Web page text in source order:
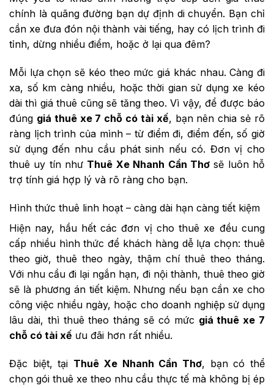
chính là quãng đường bạn dự định di chuyển. Bạn chỉ
cần xe đưa đón nội thành vài tiếng, hay có lịch trình đi
tỉnh, dừng nhiều điểm, hoặc ở lại qua đêm?
Mỗi lựa chọn sẽ kéo theo mức giá khác nhau. Càng đi
xa, số km càng nhiều, hoặc thời gian sử dụng xe kéo
dài thì giá thuê cũng sẽ tăng theo. Vì vậy, để được báo
đúng giá thuê xe 7 chỗ có tài xế, bạn nên chia sẻ rõ
ràng lịch trình của mình – từ điểm đi, điểm đến, số giờ
sử dụng đến nhu cầu phát sinh nếu có. Đơn vị cho
thuê uy tín như Thuê Xe Nhanh Cần Thơsẽ luôn hỗ
trợ tính giá hợp lý và rõ ràng cho bạn.
Hình thức thuê linh hoạt – càng dài hạn càng tiết kiệm
Hiện nay, hầu hết các đơn vị cho thuê xe đều cung
cấp nhiều hình thức để khách hàng dễ lựa chọn: thuê
theo giờ, thuê theo ngày, thậm chí thuê theo tháng.
Với nhu cầu đi lại ngắn hạn, đi nội thành, thuê theo giờ
sẽ là phương án tiết kiệm. Nhưng nếu bạn cần xe cho
công việc nhiều ngày, hoặc cho doanh nghiệp sử dụng
lâu dài, thì thuê theo tháng sẽ có mức giá thuê xe 7
chỗ có tài xế ưu đãi hơn rất nhiều.
Đặc biệt, tại Thuê Xe Nhanh Cần Thơ, bạn có thể
chọn gói thuê xe theo nhu cầu thực tế mà không bị ép